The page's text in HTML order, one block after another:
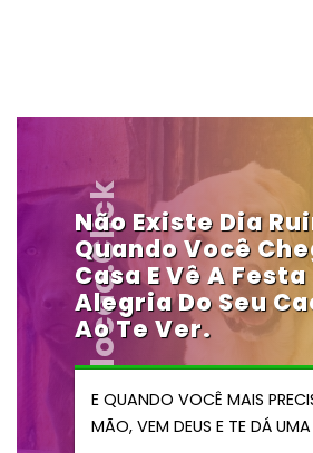
Vendocao.click
Não Existe Dia
Quando Você
Casa E Vê A Festa
Alegria Do Seu
Ao Te Ver.
E QUANDO VOCÊ MAIS
MÃO, VEM DEUS E TE DÁ